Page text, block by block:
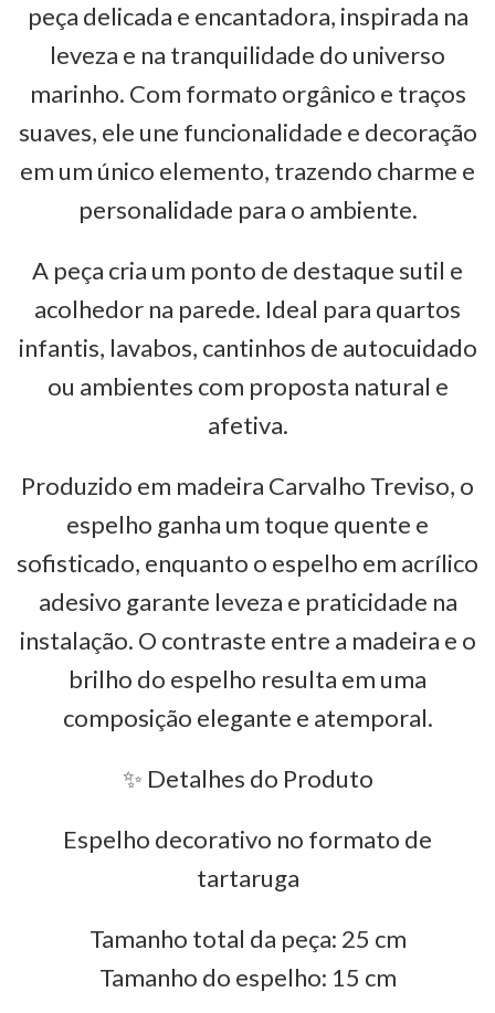
peça delicada e encantadora, inspirada na
leveza e na tranquilidade do universo
marinho. Com formato orgânico e traços
suaves, ele une funcionalidade e decoração
em um único elemento, trazendo charme e
personalidade para o ambiente.
A peça cria um ponto de destaque sutil e
acolhedor na parede. Ideal para quartos
infantis, lavabos, cantinhos de autocuidado
ou ambientes com proposta natural e
afetiva.
Produzido em madeira Carvalho Treviso, o
espelho ganha um toque quente e
sofisticado, enquanto o espelho em acrílico
adesivo garante leveza e praticidade na
instalação. O contraste entre a madeira e o
brilho do espelho resulta em uma
composição elegante e atemporal.
✨ Detalhes do Produto
Espelho decorativo no formato de
tartaruga
Tamanho total da peça: 25 cm
Tamanho do espelho: 15 cm